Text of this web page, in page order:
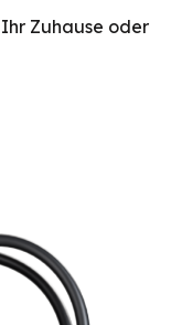
Zuhause oder